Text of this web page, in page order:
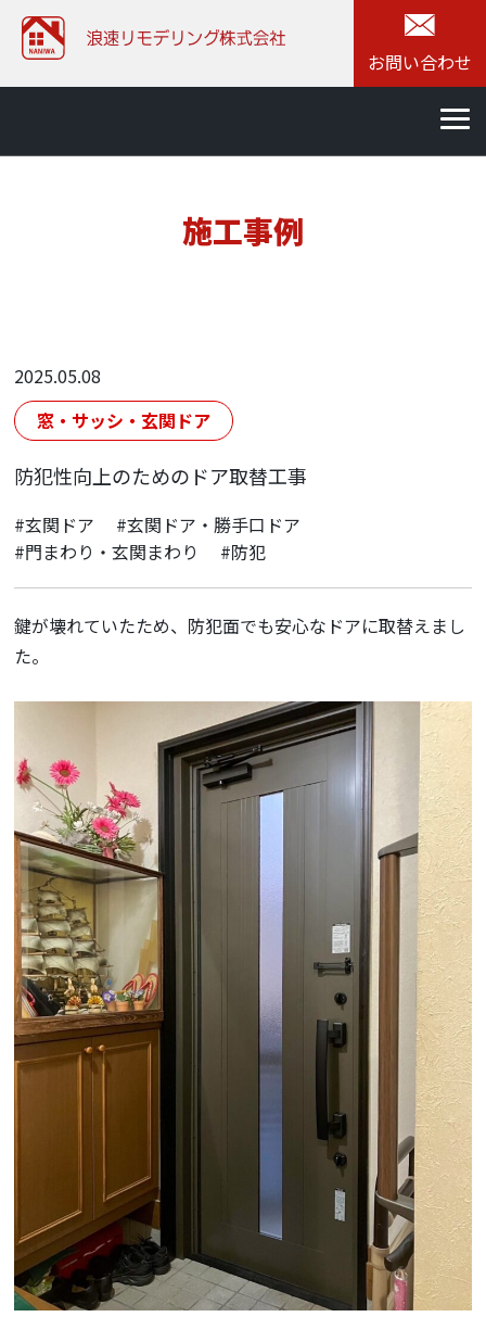
お問い合わせ
施工事例
2025.05.08
窓・サッシ・玄関ドア
防犯性向上のためのドア取替工事
#玄関ドア
#玄関ドア・勝手口ドア
#門まわり・玄関まわり
#防犯
鍵が壊れていたため、防犯面でも安心なドアに取替えまし
た。